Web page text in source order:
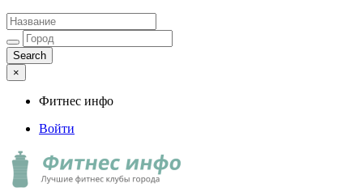
×
Фитнес инфо
Войти